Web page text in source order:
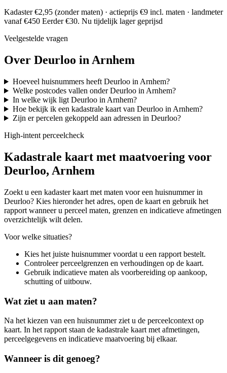
Kadaster €2,95 (zonder maten) · actieprijs €9 incl. maten · landmeter
vanaf €450 Eerder €30. Nu tijdelijk lager geprijsd
Veelgestelde vragen
Over Deurloo in Arnhem
Hoeveel huisnummers heeft Deurloo in Arnhem?
Welke postcodes vallen onder Deurloo in Arnhem?
In welke wijk ligt Deurloo in Arnhem?
Hoe bekijk ik een kadastrale kaart van Deurloo in Arnhem?
Zijn er percelen gekoppeld aan adressen in Deurloo?
High-intent perceelcheck
Kadastrale kaart met maatvoering voor
Deurloo, Arnhem
Zoekt u een kadaster kaart met maten voor een huisnummer in
Deurloo? Kies hieronder het adres, open de kaart en gebruik het
rapport wanneer u perceel maten, grenzen en indicatieve afmetingen
overzichtelijk wilt delen.
Voor welke situaties?
Kies het juiste huisnummer voordat u een rapport bestelt.
Controleer perceelgrenzen en verhoudingen op de kaart.
Gebruik indicatieve maten als voorbereiding op aankoop,
schutting of uitbouw.
Wat ziet u aan maten?
Na het kiezen van een huisnummer ziet u de perceelcontext op
kaart. In het rapport staan de kadastrale kaart met afmetingen,
perceelgegevens en indicatieve maatvoering bij elkaar.
Wanneer is dit genoeg?